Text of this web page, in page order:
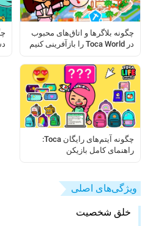
چگونه بلاگرها و اتاق‌های محبوب
در Toca World را بازآفرینی کنیم
چگونه آیتم‌های رایگان Toca:
راهنمای کامل بازیکن
ویژگی‌های اصلی
خلق شخصیت